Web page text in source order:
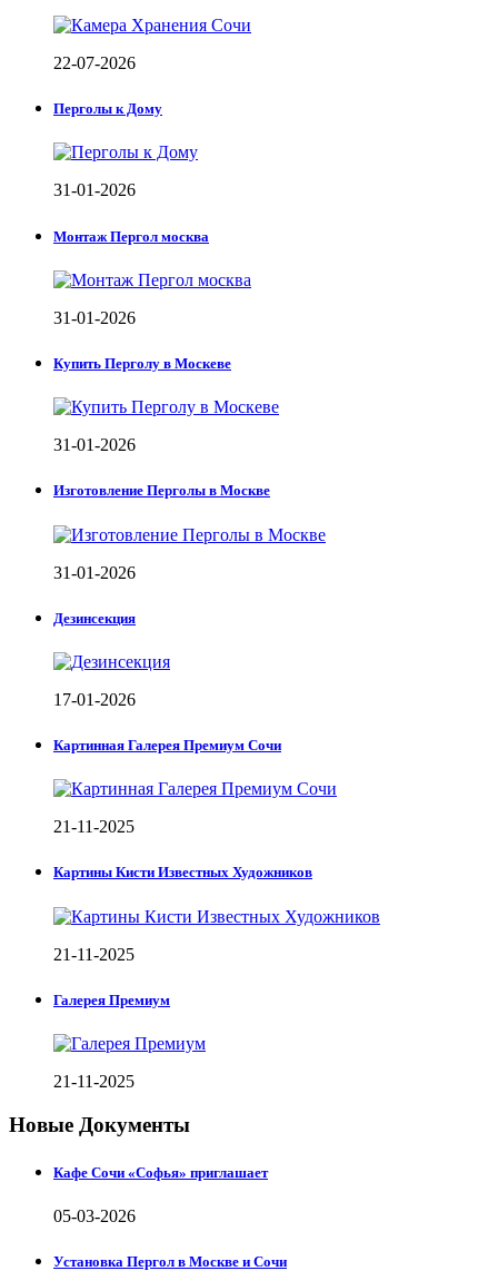
22-07-2026
Перголы к Дому
31-01-2026
Монтаж Пергол москва
31-01-2026
Купить Перголу в Москеве
31-01-2026
Изготовление Перголы в Москве
31-01-2026
Дезинсекция
17-01-2026
Картинная Галерея Премиум Сочи
21-11-2025
Картины Кисти Известных Художников
21-11-2025
Галерея Премиум
21-11-2025
Новые Документы
Кафе Сочи «Софья» приглашает
05-03-2026
Установка Пергол в Москве и Сочи